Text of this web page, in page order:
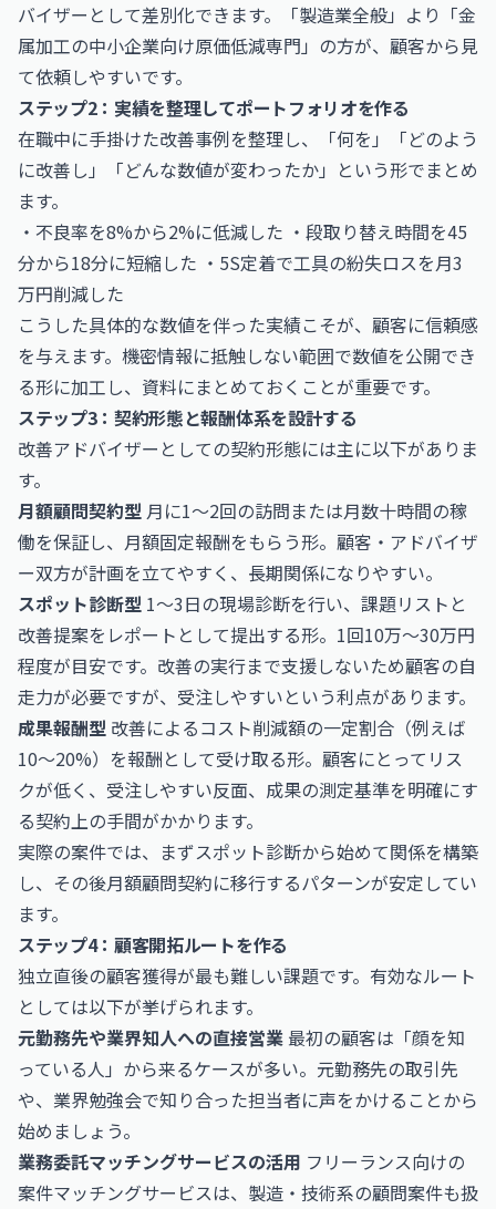
バイザーとして差別化できます。「製造業全般」より「金
属加工の中小企業向け原価低減専門」の方が、顧客から見
て依頼しやすいです。
ステップ2：実績を整理してポートフォリオを作る
在職中に手掛けた改善事例を整理し、「何を」「どのよう
に改善し」「どんな数値が変わったか」という形でまとめ
ます。
・不良率を8%から2%に低減した ・段取り替え時間を45
分から18分に短縮した ・5S定着で工具の紛失ロスを月3
万円削減した
こうした具体的な数値を伴った実績こそが、顧客に信頼感
を与えます。機密情報に抵触しない範囲で数値を公開でき
る形に加工し、資料にまとめておくことが重要です。
ステップ3：契約形態と報酬体系を設計する
改善アドバイザーとしての契約形態には主に以下がありま
す。
月額顧問契約型 月に1〜2回の訪問または月数十時間の稼
働を保証し、月額固定報酬をもらう形。顧客・アドバイザ
ー双方が計画を立てやすく、長期関係になりやすい。
スポット診断型 1〜3日の現場診断を行い、課題リストと
改善提案をレポートとして提出する形。1回10万〜30万円
程度が目安です。改善の実行まで支援しないため顧客の自
走力が必要ですが、受注しやすいという利点があります。
成果報酬型 改善によるコスト削減額の一定割合（例えば
10〜20%）を報酬として受け取る形。顧客にとってリス
クが低く、受注しやすい反面、成果の測定基準を明確にす
る契約上の手間がかかります。
実際の案件では、まずスポット診断から始めて関係を構築
し、その後月額顧問契約に移行するパターンが安定してい
ます。
ステップ4：顧客開拓ルートを作る
独立直後の顧客獲得が最も難しい課題です。有効なルート
としては以下が挙げられます。
元勤務先や業界知人への直接営業 最初の顧客は「顔を知
っている人」から来るケースが多い。元勤務先の取引先
や、業界勉強会で知り合った担当者に声をかけることから
始めましょう。
業務委託マッチングサービスの活用 フリーランス向けの
案件マッチングサービスは、製造・技術系の顧問案件も扱